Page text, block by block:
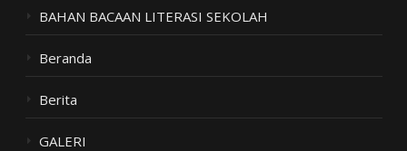
BAHAN BACAAN LITERASI SEKOLAH
Beranda
Berita
GALERI